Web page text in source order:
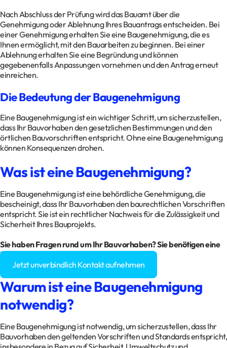
Nach Abschluss der Prüfung wird das Bauamt über die
Genehmigung oder Ablehnung Ihres Bauantrags entscheiden. Bei
einer Genehmigung erhalten Sie eine Baugenehmigung, die es
Ihnen ermöglicht, mit den Bauarbeiten zu beginnen. Bei einer
Ablehnung erhalten Sie eine Begründung und können
gegebenenfalls Anpassungen vornehmen und den Antrag erneut
einreichen.
Die Bedeutung der Baugenehmigung
Eine Baugenehmigung ist ein wichtiger Schritt, um sicherzustellen,
dass Ihr Bauvorhaben den gesetzlichen Bestimmungen und den
örtlichen Bauvorschriften entspricht. Ohne eine Baugenehmigung
können Konsequenzen drohen.
Was ist eine Baugenehmigung?
Eine Baugenehmigung ist eine behördliche Genehmigung, die
bescheinigt, dass Ihr Bauvorhaben den baurechtlichen Vorschriften
entspricht. Sie ist ein rechtlicher Nachweis für die Zulässigkeit und
Sicherheit Ihres Bauprojekts.
Sie haben Fragen rund um Ihr Bauvorhaben? Sie benötigen eine
Baugenehmigung?
Jetzt unverbindlich Kontakt aufnehmen
Warum ist eine Baugenehmigung
notwendig?
Eine Baugenehmigung ist notwendig, um sicherzustellen, dass Ihr
Bauvorhaben den geltenden Vorschriften und Standards entspricht,